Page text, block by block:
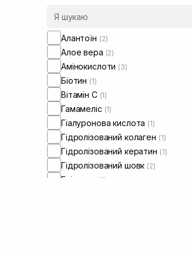
Для обʼєму волосся
Для реконструції
Алантоїн (2)
Алое вера (2)
Амінокислоти (3)
Біотин (1)
Вітамін C (1)
Гамамеліс (1)
Гіалуронова кислота (1)
Гідролізований колаген (1)
Гідролізований кератин (1)
Гідролізований шовк (2)
Гліцерин (1)